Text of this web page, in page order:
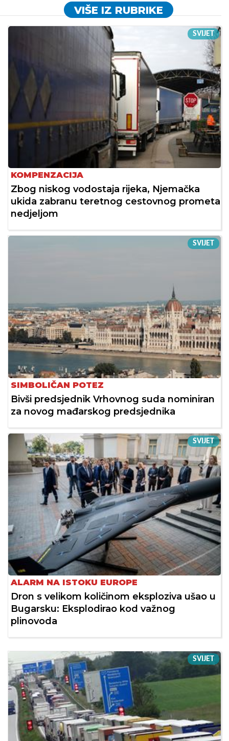
VIŠE IZ RUBRIKE
SVIJET
KOMPENZACIJA
Zbog niskog vodostaja rijeka, Njemačka
ukida zabranu teretnog cestovnog prometa
nedjeljom
SVIJET
SIMBOLIČAN POTEZ
Bivši predsjednik Vrhovnog suda nominiran
za novog mađarskog predsjednika
SVIJET
ALARM NA ISTOKU EUROPE
Dron s velikom količinom eksploziva ušao u
Bugarsku: Eksplodirao kod važnog
plinovoda
SVIJET